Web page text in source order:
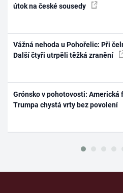
útok na české sousedy
Vážná nehoda u Pohořelic: Při
Další čtyři utrpěli těžká zranění
Grónsko v pohotovosti:
Trumpa chystá vrty bez povolení